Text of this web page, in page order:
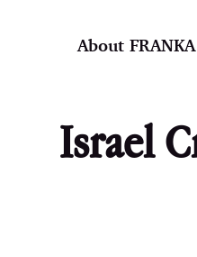
About
Israel